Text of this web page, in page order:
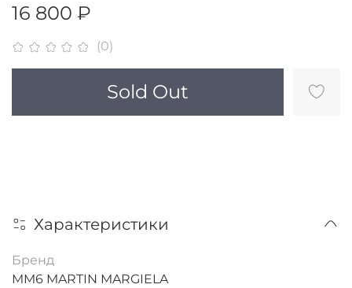
(0)
16 800 ₽
Sold Out
Характеристики
Бренд
MM6 MARTIN MARGIELA